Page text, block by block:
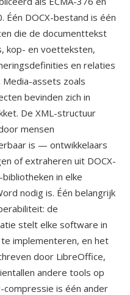
Één DOCX-bestand is één
die de documenttekst
kop- en voetteksten,
en relaties
assets zoals
bevinden zich in
De XML-structuur
mensen
is — ontwikkelaars
of extraheren uit DOCX-
in elke
nodig is. Één belangrijk
de
stelt elke software in
implementeren, en het
door LibreOffice,
andere tools op
is één ander